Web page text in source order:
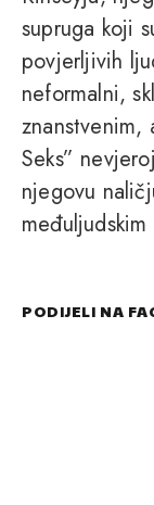
supruga koji
povjerljivih
neformalni,
znanstvenim,
Seks”
njegovu
PODIJELI NA